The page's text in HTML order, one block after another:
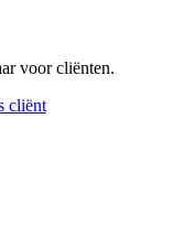
voor cliënten.
cliënt